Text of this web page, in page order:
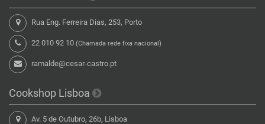
Rua Eng. Ferreira Dias, 253, Porto
22 010 92 10 (Chamada rede fixa nacional)
ramalde@cesar-castro.pt
Cookshop Lisboa
Av. 5 de Outubro, 26b, Lisboa